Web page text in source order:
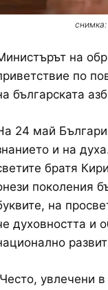
на
по
българската
24 май
и на
братя
поколения
на
духовността и
увлечени